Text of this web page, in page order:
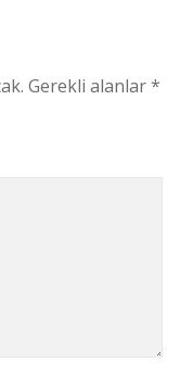
Gerekli alanlar*